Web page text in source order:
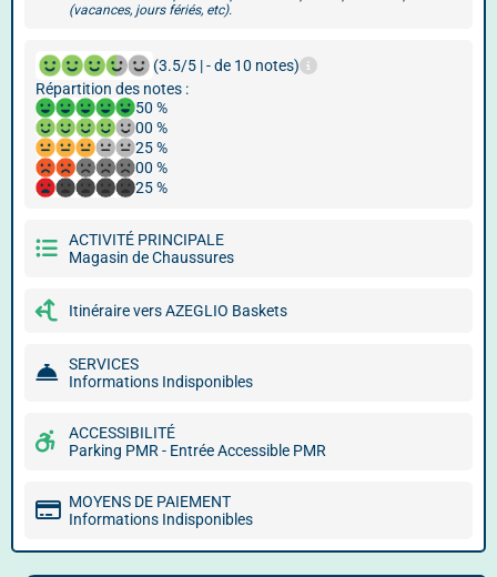
(vacances, jours fériés, etc).
(3.5/5 | - de 10 notes)
Répartition des notes :
50 %
00 %
25 %
00 %
25 %
ACTIVITÉ PRINCIPALE
Magasin de Chaussures
Itinéraire vers AZEGLIO Baskets
SERVICES
Informations Indisponibles
ACCESSIBILITÉ
Parking PMR - Entrée Accessible PMR
MOYENS DE PAIEMENT
Informations Indisponibles